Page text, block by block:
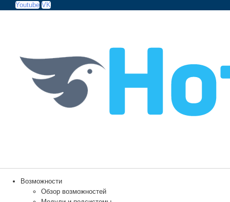
Youtube VK
Возможности
Обзор возможностей